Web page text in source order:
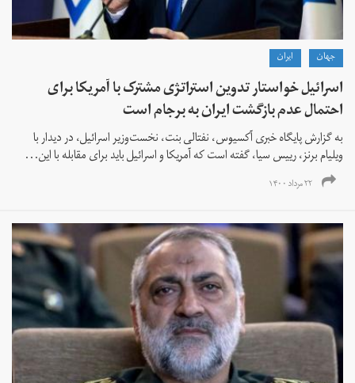
جهان ايران
اسرائیل خواستار تدوین استراتژی مشترک با آمریکا برای
احتمال عدم بازگشت ایران به برجام است
به گزارش پایگاه خبری آکسیوس، نفتالی بنت، نخست‌وزیر اسرائیل، در دیدار با
ویلیام برنز، رییس سیا، گفته است که آمریکا و اسرائیل باید برای مقابله با این...
۲۲ مرداد ۱۴۰۰